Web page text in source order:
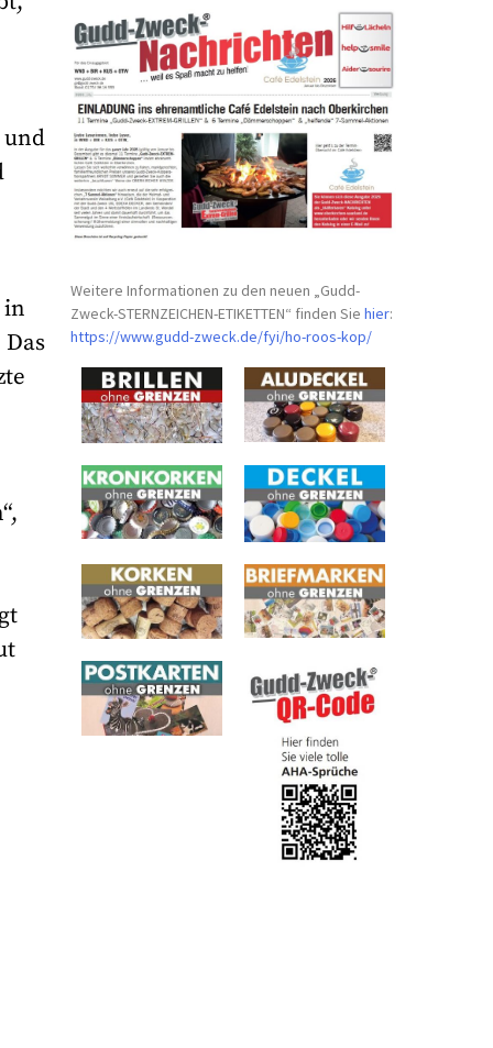
und
in
Weitere Informationen zu den neuen „Gudd-
Zweck-STERNZEICHEN-ETIKETTEN“ finden Siehier:
https://www.gudd-zweck.de/fyi/ho-roos-kop/